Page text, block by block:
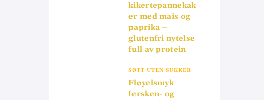
kikertepannekak
er med mais og
paprika –
glutenfri nytelse
full av protein
SØTT UTEN SUKKER
Fløyelsmyk
fersken- og